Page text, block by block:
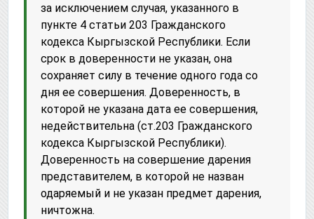
за исключением случая, указанного в
пункте 4 статьи 203 Гражданского
кодекса Кыргызской Республики. Если
срок в доверенности не указан, она
сохраняет силу в течение одного года со
дня ее совершения. Доверенность, в
которой не указана дата ее совершения,
недействительна (ст.203 Гражданского
кодекса Кыргызской Республики).
Доверенность на совершение дарения
представителем, в которой не назван
одаряемый и не указан предмет дарения,
ничтожна.